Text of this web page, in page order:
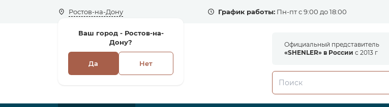
Ростов-на-Дону
Ваш город - Ростов-на-
Дону?
Да Нет
График работы: Пн-пт с 9:00 до 18:00
Официальный представитель
«SHENLER» в России с 2013 г